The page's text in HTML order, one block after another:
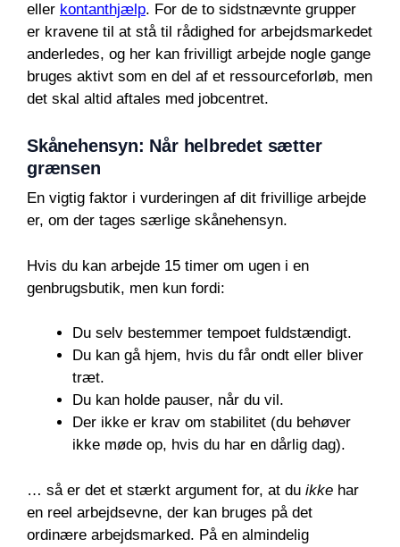
eller kontanthjælp. For de to sidstnævnte grupper
er kravene til at stå til rådighed for arbejdsmarkedet
anderledes, og her kan frivilligt arbejde nogle gange
bruges aktivt som en del af et ressourceforløb, men
det skal altid aftales med jobcentret.
Skånehensyn: Når helbredet sætter
grænsen
En vigtig faktor i vurderingen af dit frivillige arbejde
er, om der tages særlige skånehensyn.
Hvis du kan arbejde 15 timer om ugen i en
genbrugsbutik, men kun fordi:
Du selv bestemmer tempoet fuldstændigt.
Du kan gå hjem, hvis du får ondt eller bliver
træt.
Du kan holde pauser, når du vil.
Der ikke er krav om stabilitet (du behøver
ikke møde op, hvis du har en dårlig dag).
… så er det et stærkt argument for, at du ikke har
en reel arbejdsevne, der kan bruges på det
ordinære arbejdsmarked. På en almindelig